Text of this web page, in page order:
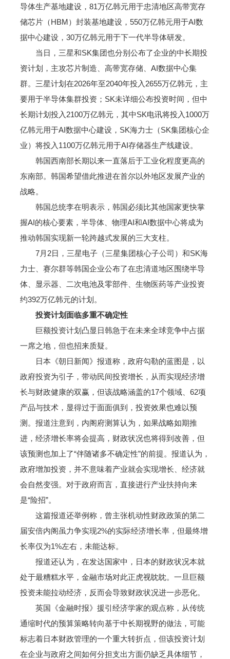
导体生产基地建设，81万亿韩元用于忠清地区高带宽存
储芯片（HBM）封装基地建设，550万亿韩元用于AI数
据中心建设，30万亿韩元用于下一代半导体研发。
当日，三星和SK集团也分别公布了企业的中长期投
资计划，主攻芯片制造、高带宽存储、AI数据中心集
群。三星计划在2026年至2040年投入2655万亿韩元，主
要用于半导体集群投资；SK未详细公布投资时间，但中
长期计划投入2100万亿韩元，其中SK电讯将投入1000万
亿韩元用于AI数据中心建设，SK海力士（SK集团核心企
业）将投入1100万亿韩元用于AI存储器生产线建设。
韩国西南部长期以来一直落后于工业化程度更高的
东南部。韩国希望借此推进在首尔以外地区发展产业的
战略。
韩国总统李在明表示，韩国必须比其他国家更快掌
握AI的核心要素，半导体、物理AI和AI数据中心将成为
推动韩国实现新一轮跨越式发展的三大支柱。
7月2日，三星电子（三星集团核心子公司）和SK海
力士、赛尔群等韩国企业公布了在忠清道地区围绕半导
体、显示器、二次电池及零部件、生物医药等产业投资
约392万亿韩元的计划。
投资计划面临多重不确定性
巨额投资计划凸显日韩急于在未来全球竞争中占据
一席之地，但也招来质疑。
日本《朝日新闻》报道称，政府勾勒的蓝图是，以
政府投资为引子，带动民间投资增长，从而实现经济增
长与财政健康的双赢，但该战略涵盖的17个领域、62项
产品与技术，显得过于面面俱到，投资效果也难以预
测。报道注意到，内阁府测算认为，如果战略如期推
进，经济增长率将会提高，财政状况也将得到改善，但
该预测也加上了“伴随诸多不确定性”的前提。报道认为，
政府增加投资，并不意味着产业就会实现增长、经济就
会自然变强。对于政府而言，直接进行产业扶持向来
是“险招”。
这篇报道还举例称，曾主张机动性财政政策的第二
届安倍内阁虽力争实现2%的实际经济增长率，但最终增
长率仅为1%左右，未能达标。
报道还认为，在发达国家中，日本的财政状况本就
处于最糟糕水平，金融市场对此正虎视眈眈。一旦巨额
投资未能拉动经济，反而会导致财政状况进一步恶化。
英国《金融时报》援引经济学家的观点称，从传统
通缩时代的预算策略转向基于中长期视野的做法，可能
标志着日本财政管理的一个重大转折点，但该投资计划
在企业与政府之间如何分担支出方面仍缺乏具体细节，